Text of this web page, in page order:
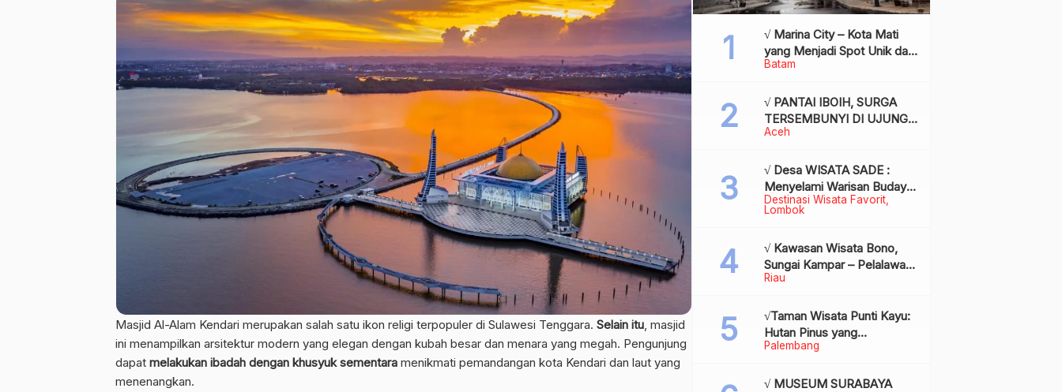
Masjid Al-Alam Kendari merupakan salah satu ikon religi terpopuler di Sulawesi Tenggara. Selain itu , masjid
ini menampilkan arsitektur modern yang elegan dengan kubah besar dan menara yang megah. Pengunjung
dapat melakukan ibadah dengan khusyuk sementara menikmati pemandangan kota Kendari dan laut yang
menenangkan.
Batam
√ Marina City – Kota Mati
yang Menjadi Spot Unik dan
Bersejarah di Batam,
Aceh
√ PANTAI IBOIH, SURGA
TERSEMBUNYI DI UJUNG
BARAT INDONESIA
Destinasi Wisata Favorit
Lombok
√ Desa WISATA SADE :
Menyelami Warisan Budaya
Suku Sasak di Jantung
Riau
√ Kawasan Wisata Bono,
Sungai Kampar – Pelalawan:
Fenomena Ombak di
Mendunia, Review & Info
Palembang
√Taman Wisata Punti Kayu:
Hutan Pinus yang
Menyegarkan di Tengah
√ MUSEUM SURABAYA